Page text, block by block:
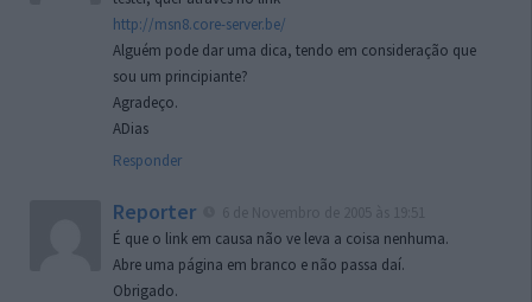
http://msn8.core-server.be/
Alguém pode dar uma dica, tendo em consideração que
sou um principiante?
Agradeço.
ADias
Responder
Reporter
É que o link em causa não ve leva a coisa nenhuma.
Abre uma página em branco e não passa daí.
Obrigado.